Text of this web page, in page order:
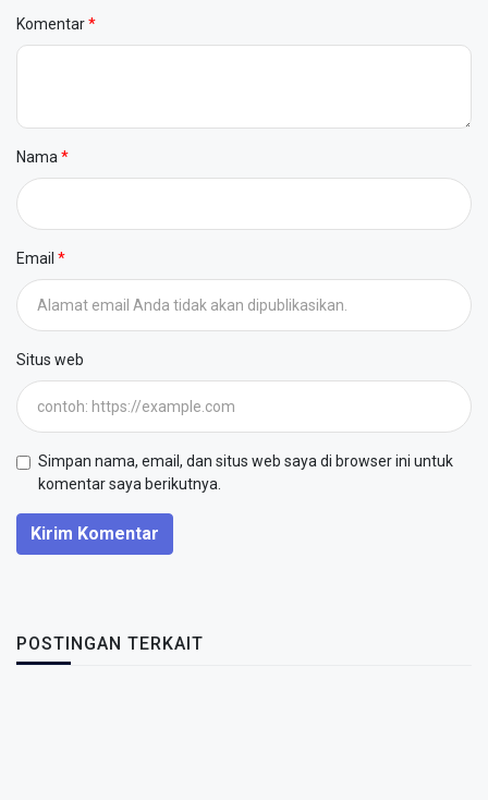
Komentar
Nama
Email
Situs web
Simpan nama, email, dan situs web saya di browser ini untuk
komentar saya berikutnya.
Kirim Komentar
POSTINGAN TERKAIT